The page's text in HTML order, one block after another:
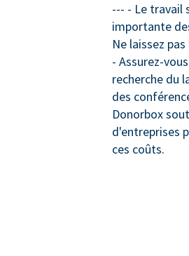
--- - Le travail
importante
Ne laissez
- Assurez-
recherche du
des
Donorbox
d'entreprises
ces coûts.